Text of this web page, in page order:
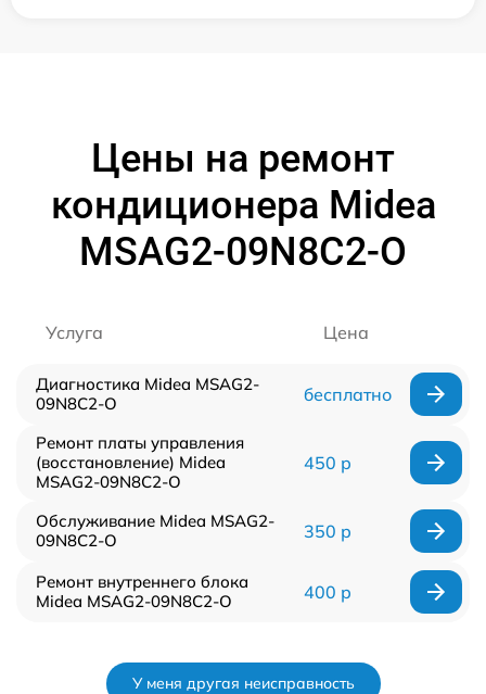
Цены на ремонт
кондиционера Midea
MSAG2-09N8C2-O
Услуга Цена
Диагностика Midea MSAG2-
09N8C2-O
бесплатно
Ремонт платы управления
(восстановление) Midea
MSAG2-09N8C2-O
450 р
Обслуживание Midea MSAG2-
09N8C2-O
350 р
Ремонт внутреннего блока
Midea MSAG2-09N8C2-O
400 р
У меня другая неисправность